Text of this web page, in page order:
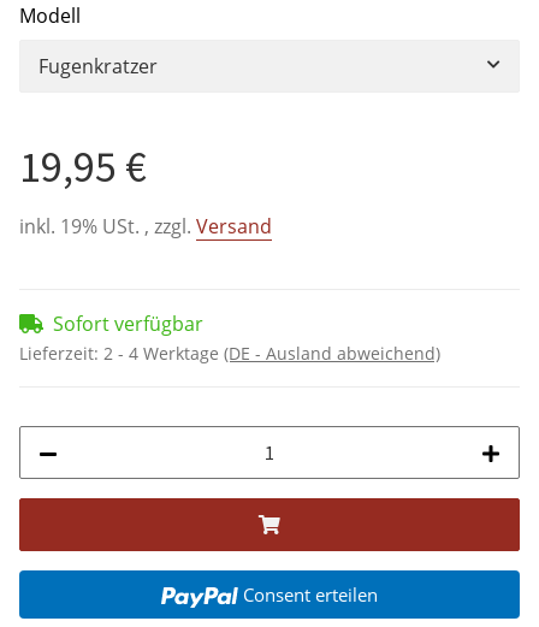
Modell
Fugenkratzer
19,95 €
inkl. 19% USt. , zzgl. Versand
Sofort verfügbar
Lieferzeit: 2 - 4 Werktage (DE - Ausland abweichend)
Consent erteilen